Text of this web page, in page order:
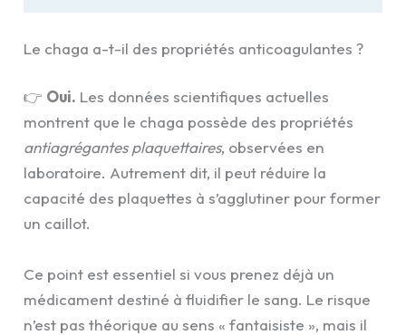
Le chaga a-t-il des propriétés anticoagulantes ?
👉 Oui. Les données scientifiques actuelles
montrent que le chaga possède des propriétés
antiagrégantes plaquettaires, observées en
laboratoire. Autrement dit, il peut réduire la
capacité des plaquettes à s’agglutiner pour former
un caillot.
Ce point est essentiel si vous prenez déjà un
médicament destiné à fluidifier le sang. Le risque
n’est pas théorique au sens « fantaisiste », mais il